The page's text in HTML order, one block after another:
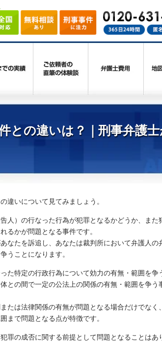
との違いは？｜刑事弁護
違いについて見てみましょう。
人）の行なった行為が犯罪となるかどうか、また
るかが問題となる事件です。
なたを訴追し、あなたは裁判所において弁護人の
うことになります。
た特定の行政行為について効力の有無・範囲を争
との間で一定の公法上の関係の有無・範囲を争う
たは法律関係の有無が問題となる場合だけでなく
まで問題となる点が特徴です。
罪の成否に関する前提として問題となることはあ